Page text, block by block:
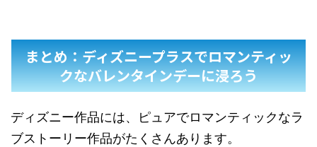
まとめ：ディズニープラスでロマンティッ
クなバレンタインデーに浸ろう
ディズニー作品には、ピュアでロマンティックなラ
ブストーリー作品がたくさんあります。